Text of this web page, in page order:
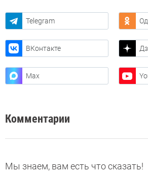
Telegram
ВКонтакте
Max
Комментарии
Мы знаем, вам есть что сказать!